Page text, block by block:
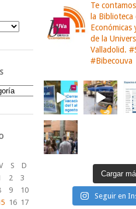
S
D
2
3
9
10
16 17
Te
la
Económicas
de la
Valladolid.
#Bibecouva
Cargar
Seguir en